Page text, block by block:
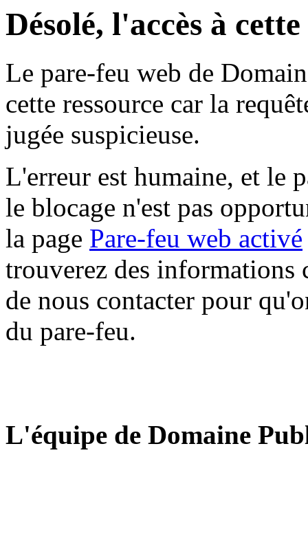
Désolé, l'accès à
Le pare-feu web de
cette ressource car la
jugée suspicieuse.
L'erreur est humaine, et le
le blocage n'est pas
la page Pare-feu web activé
trouverez des informations
de nous contacter pour
du pare-feu.
L'équipe de Domaine